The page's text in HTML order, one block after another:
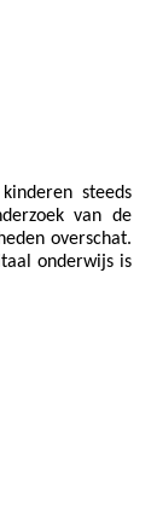
steeds
van de
overschat.
onderwijs is